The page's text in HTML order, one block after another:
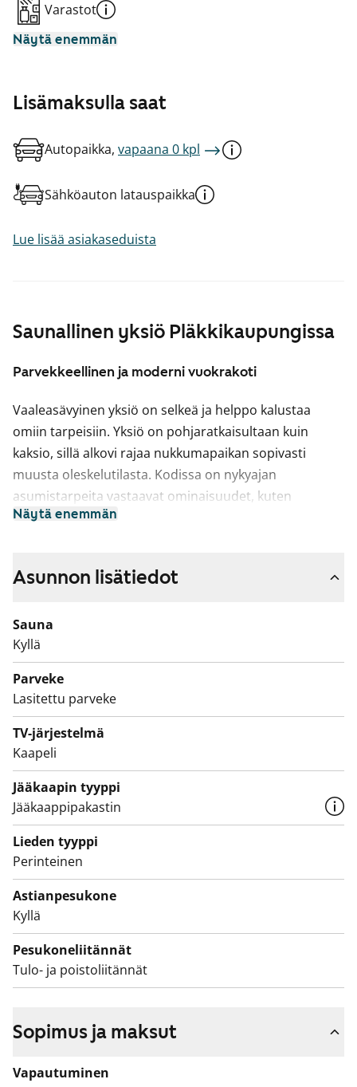
Saunallinen yksiö Pläkkikaupungissa
Parvekkeellinen ja moderni vuokrakoti
Vaaleasävyinen yksiö on selkeä ja helppo kalustaa
omiin tarpeisiin. Yksiö on pohjaratkaisultaan kuin
kaksio, sillä alkovi rajaa nukkumapaikan sopivasti
muusta oleskelutilasta. Kodissa on nykyajan
asumistarpeita vastaavat ominaisuudet, kuten
säilytystilaa vaatehuoneessa, lisätilaa lasitetulla
vilvoittelemaan lasitetulle parvekkeelle.
Keittotilassa on astianpesukone ja vaaleat pinnat, jotka
pitävät ilmeen raikkaana. Oleskelutilaan saat mukavasti
sekä sohvaryhmän, että ruoka- tai työpöydän. Tilava
kylpyhuone on laatoitettu ja pyykinpesukoneelle on
liitännät ja tilavaraus.
Kysy myös autopaikkaa, sillä taloyhtiössä on
vuokrattavia paikkoja ja pysäköintialueella on myös
hitaan latauksen vaihtoehtoja. Tervetuloa tutustumaan
tarkemmin paikan päälle!
Näytä enemmän
Varastot
Näytä enemmän
Lisämaksulla saat
Autopaikka, vapaana 0 kpl
Sähköauton latauspaikka
Lue lisää asiakaseduista
Asunnon lisätiedot
Sauna
Kyllä
Parveke
Lasitettu parveke
TV-järjestelmä
Kaapeli
Jääkaapin tyyppi
Jääkaappipakastin
Lieden tyyppi
Perinteinen
Astianpesukone
Kyllä
Pesukoneliitännät
Tulo- ja poistoliitännät
Sopimus ja maksut
Vapautuminen